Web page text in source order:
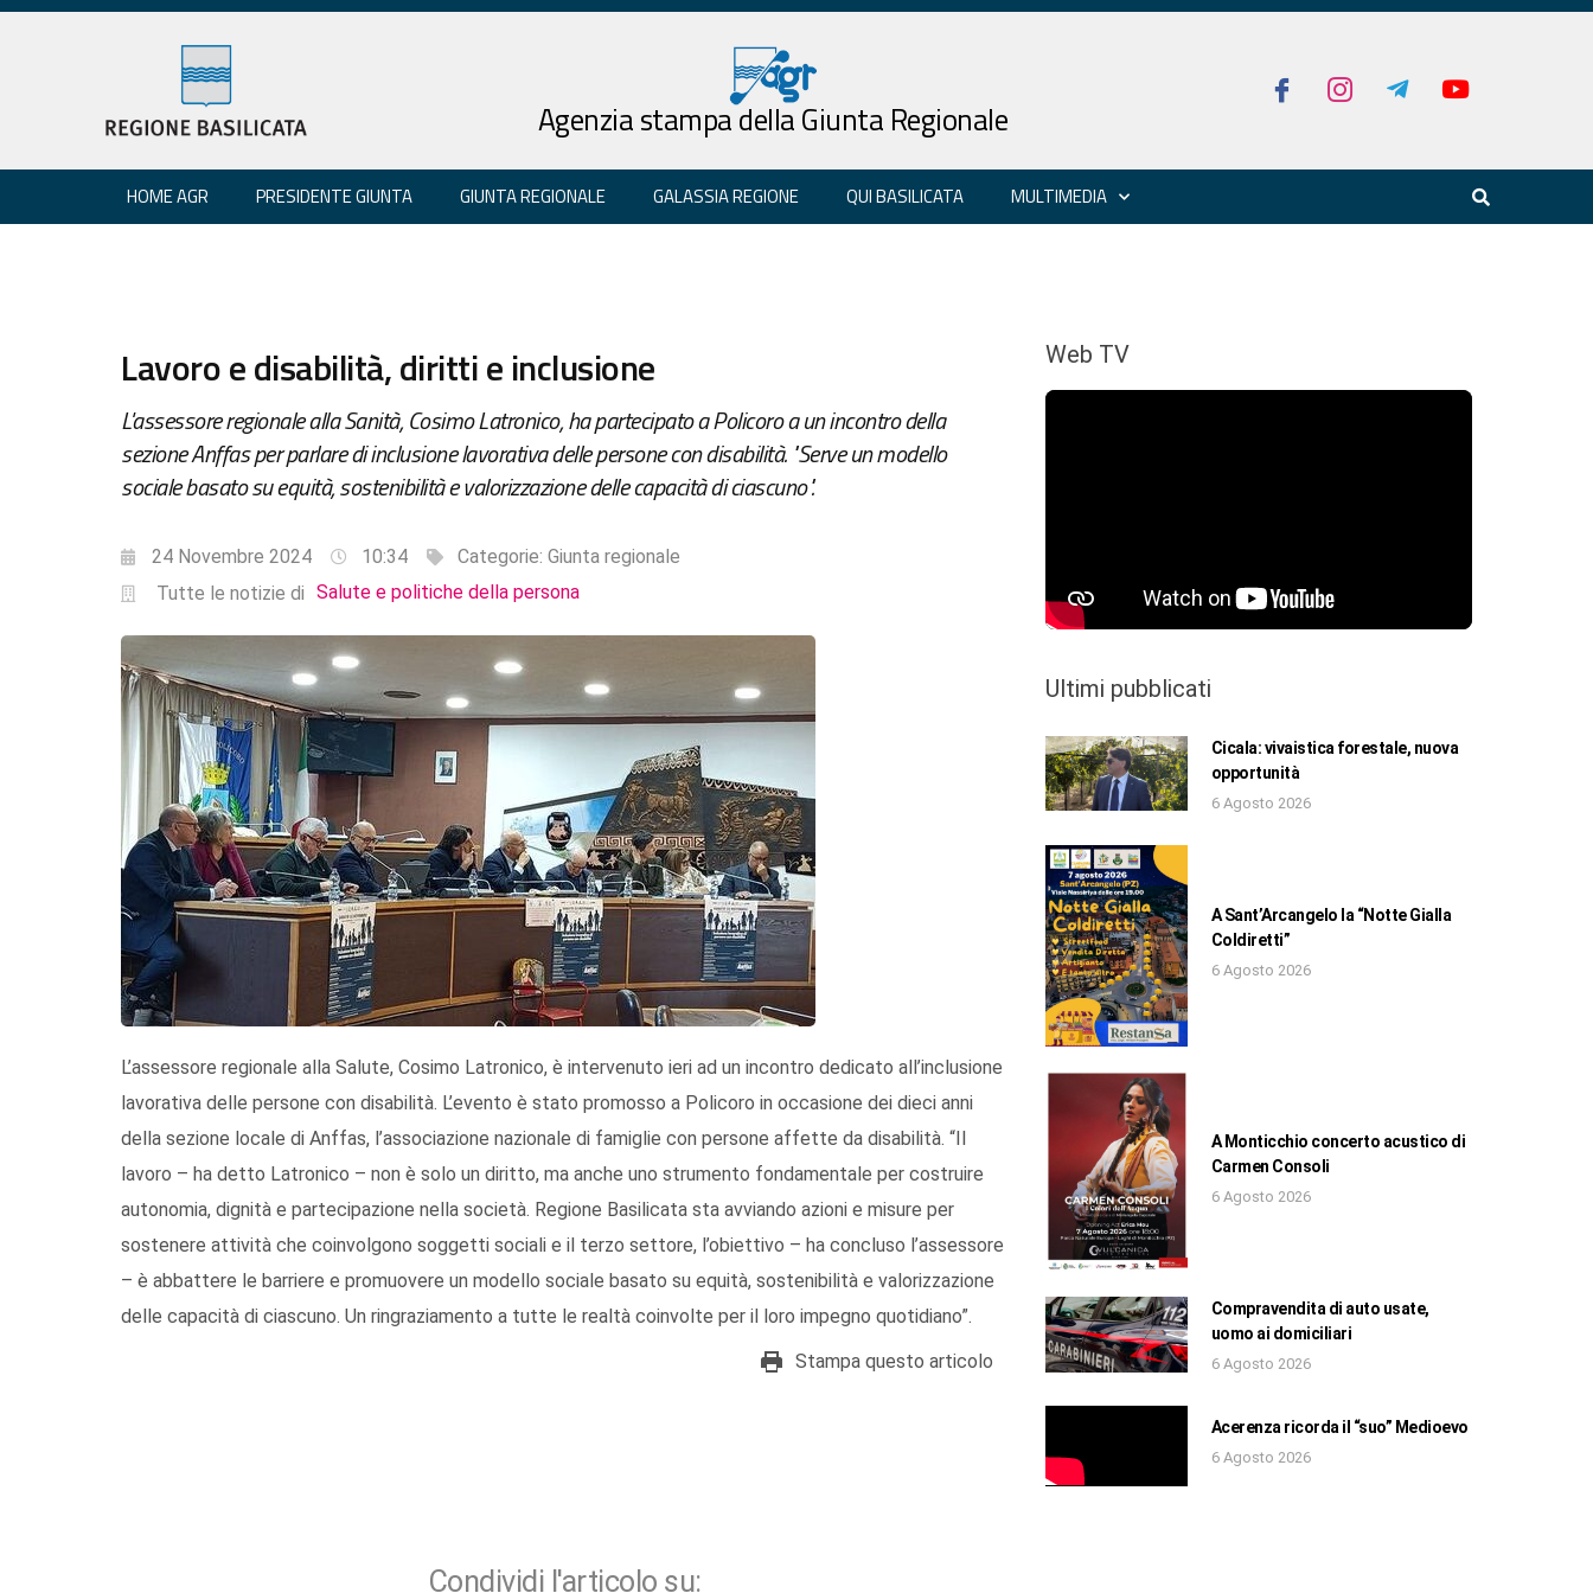
Agenzia stampa della Giunta Regionale
HOME AGR PRESIDENTE GIUNTA GIUNTA REGIONALE GALASSIA REGIONE QUI BASILICATA MULTIMEDIA
Lavoro e disabilità, diritti e inclusione
L'assessore regionale alla Sanità, Cosimo Latronico, ha partecipato a Policoro a un incontro della
sezione Anffas per parlare di inclusione lavorativa delle persone con disabilità. "Serve un modello
sociale basato su equità, sostenibilità e valorizzazione delle capacità di ciascuno".
24 Novembre 2024 10:34 Categorie: Giunta regionale
Tutte le notizie di Salute e politiche della persona
L’assessore regionale alla Salute, Cosimo Latronico, è intervenuto ieri ad un incontro dedicato all’inclusione
lavorativa delle persone con disabilità. L’evento è stato promosso a Policoro in occasione dei dieci anni
della sezione locale di Anffas, l’associazione nazionale di famiglie con persone affette da disabilità. “Il
lavoro – ha detto Latronico – non è solo un diritto, ma anche uno strumento fondamentale per costruire
autonomia, dignità e partecipazione nella società. Regione Basilicata sta avviando azioni e misure per
sostenere attività che coinvolgono soggetti sociali e il terzo settore, l’obiettivo – ha concluso l’assessore
– è abbattere le barriere e promuovere un modello sociale basato su equità, sostenibilità e valorizzazione
delle capacità di ciascuno. Un ringraziamento a tutte le realtà coinvolte per il loro impegno quotidiano”.
Stampa questo articolo
Condividi l'articolo su:
Web TV
Ultimi pubblicati
Cicala: vivaistica forestale, nuova
opportunità
6 Agosto 2026
A Sant’Arcangelo la “Notte Gialla
Coldiretti”
6 Agosto 2026
A Monticchio concerto acustico di
Carmen Consoli
6 Agosto 2026
Compravendita di auto usate,
uomo ai domiciliari
6 Agosto 2026
Acerenza ricorda il “suo” Medioevo
6 Agosto 2026